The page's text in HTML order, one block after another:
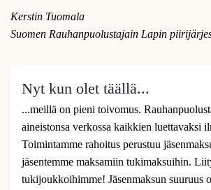
Kerstin Tuomala
Suomen Rauhanpuolustajain Lapin
Nyt kun olet täällä...
...meillä on pieni toivomus.
aineistonsa verkossa kaikkien luettavaksi
Toimintamme rahoitus perustuu
jäsentemme maksamiin tukimaksuihin.
tukijoukkoihimme! Jäsenmaksun suuruus